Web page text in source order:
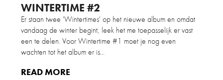
WINTERTIME #2
Er staan twee 'Wintertimes' op het nieuwe album en omdat
vandaag de winter begint, leek het me toepasselijk er vast
een te delen. Voor Wintertime #1 moet je nog even
wachten tot het album er is...
READ MORE